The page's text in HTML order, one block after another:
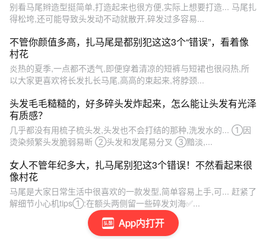
App内打开
别看马尾辫造型挺简单,打造起来也很方便,实际上想要打造... 马尾扎
得松垮,还可能导致头发动不动就散开,碎发过多容易...
不管你颜值多高，扎马尾是都别犯这这3个“错误”，看着像
村花
炎热的夏季,一点都不透气,即便穿着清凉的短裤与短裙也很闷热,所
以大家更喜欢将长发扎长马尾,高高的束起来,将脖颈...
头发毛毛糙糙的，好多碎头发炸起来，怎么能让头发有光泽
有质感？
几乎都没有用梳子梳头发,头发也不会打结的那种,洗发水的... ①因
烫染频繁头发脆弱易断 ②头发和发尾易分叉 ③黯淡,...
女人不管年纪多大，扎马尾别犯这3个错误！不然看起来很
像村花
马尾是大家日常生活中很喜欢的一款发型,简单容易上手,可... 赶紧了
解细节小心机tips①:在额头两侧留一些碎发刘海✅...